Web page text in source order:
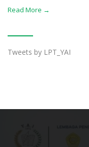
Read More →
Tweets by LPT_YAI